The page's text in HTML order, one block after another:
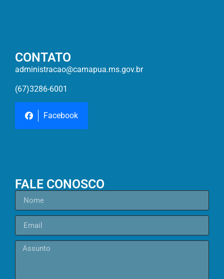
CONTATO
administracao@camapua.ms.gov.br
(67)3286-6001
Facebook
FALE CONOSCO